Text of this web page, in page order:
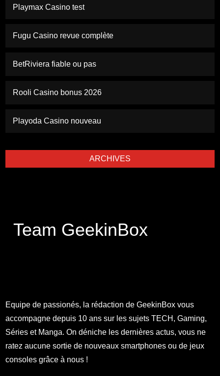
Playmax Casino test
Fugu Casino revue complète
BetRiviera fiable ou pas
Rooli Casino bonus 2026
Playoda Casino nouveau
ARCHIVES
Team GeekinBox
Equipe de passionés, la rédaction de GeekinBox vous
accompagne depuis 10 ans sur les sujets TECH, Gaming,
Séries et Manga. On déniche les dernières actus, vous ne
ratez aucune sortie de nouveaux smartphones ou de jeux
consoles grâce à nous !